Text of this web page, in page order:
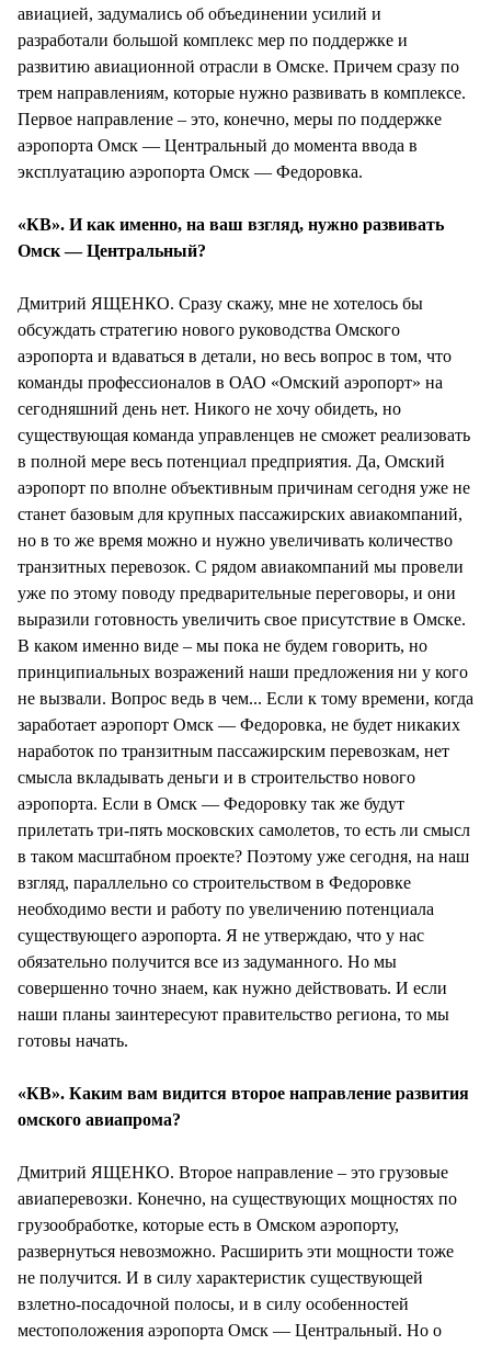
авиацией, задумались об объединении усилий и
разработали большой комплекс мер по поддержке и
развитию авиационной отрасли в Омске. Причем сразу по
трем направлениям, которые нужно развивать в комплексе.
Первое направление – это, конечно, меры по поддержке
аэропорта Омск — Центральный до момента ввода в
эксплуатацию аэропорта Омск — Федоровка.
«КВ». И как именно, на ваш взгляд, нужно развивать
Омск — Центральный?
Дмитрий ЯЩЕНКО. Сразу скажу, мне не хотелось бы
обсуждать стратегию нового руководства Омского
аэропорта и вдаваться в детали, но весь вопрос в том, что
команды профессионалов в ОАО «Омский аэропорт» на
сегодняшний день нет. Никого не хочу обидеть, но
существующая команда управленцев не сможет реализовать
в полной мере весь потенциал предприятия. Да, Омский
аэропорт по вполне объективным причинам сегодня уже не
станет базовым для крупных пассажирских авиакомпаний,
но в то же время можно и нужно увеличивать количество
транзитных перевозок. С рядом авиакомпаний мы провели
уже по этому поводу предварительные переговоры, и они
выразили готовность увеличить свое присутствие в Омске.
В каком именно виде – мы пока не будем говорить, но
принципиальных возражений наши предложения ни у кого
не вызвали. Вопрос ведь в чем... Если к тому времени, когда
заработает аэропорт Омск — Федоровка, не будет никаких
наработок по транзитным пассажирским перевозкам, нет
смысла вкладывать деньги и в строительство нового
аэропорта. Если в Омск — Федоровку так же будут
прилетать три-пять московских самолетов, то есть ли смысл
в таком масштабном проекте? Поэтому уже сегодня, на наш
взгляд, параллельно со строительством в Федоровке
необходимо вести и работу по увеличению потенциала
существующего аэропорта. Я не утверждаю, что у нас
обязательно получится все из задуманного. Но мы
совершенно точно знаем, как нужно действовать. И если
наши планы заинтересуют правительство региона, то мы
готовы начать.
«КВ». Каким вам видится второе направление развития
омского авиапрома?
Дмитрий ЯЩЕНКО. Второе направление – это грузовые
авиаперевозки. Конечно, на существующих мощностях по
грузообработке, которые есть в Омском аэропорту,
развернуться невозможно. Расширить эти мощности тоже
не получится. И в силу характеристик существующей
взлетно-посадочной полосы, и в силу особенностей
местоположения аэропорта Омск — Центральный. Но о